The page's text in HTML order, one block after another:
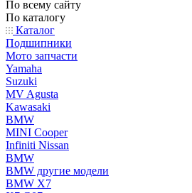
По всему сайту
По каталогу
Каталог
Подшипники
Мото запчасти
Yamaha
Suzuki
MV Agusta
Kawasaki
BMW
MINI Cooper
Infiniti Nissan
BMW
BMW другие модели
BMW X7